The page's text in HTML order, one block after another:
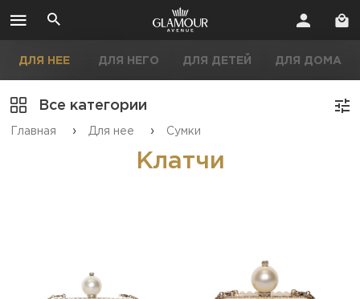
ДЛЯ НЕЕ ДЛЯ НЕГО ДЛЯ ДЕТЕЙ ДЛЯ ДОМА
Все категории
Главная › Для нее › Сумки
Клатчи